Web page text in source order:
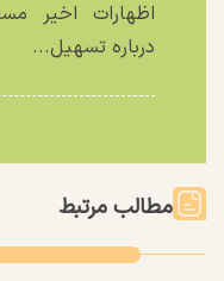
اظهارات اخیر
درباره تسهیل...
مطالب مرتبط